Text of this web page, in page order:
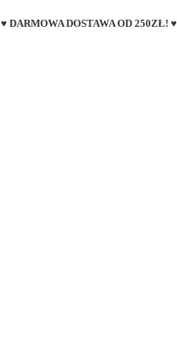
♥ DARMOWA DOSTAWA OD 250ZŁ! ♥